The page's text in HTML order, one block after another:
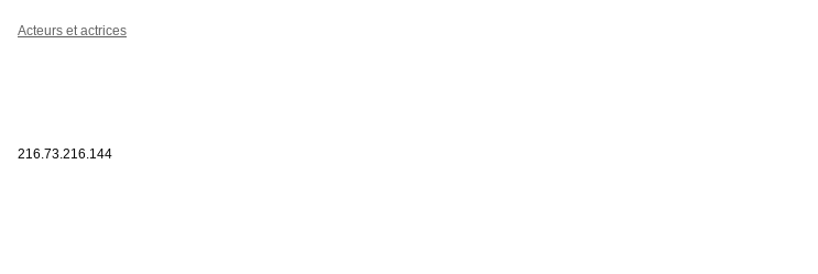
Acteurs et actrices
216.73.216.144